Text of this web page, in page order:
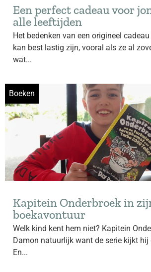
Een perfect cadeau voor
alle leeftijden
Het bedenken van een origineel
kan best lastig zijn, vooral als ze al
wat...
Boeken
Kapitein Onderbroek in
boekavontuur
Welk kind kent hem niet? Kapitein
Damon natuurlijk want de serie kijkt hij
En...